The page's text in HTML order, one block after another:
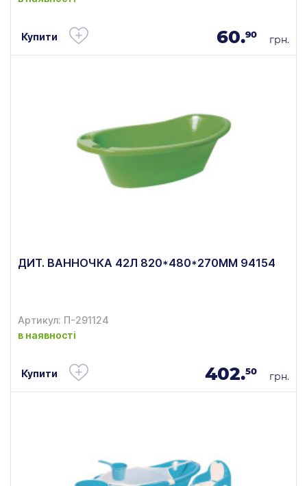
Купити 60.90 грн.
ДИТ. ВАННОЧКА 42Л 820*480*270ММ 94154
Артикул: П-291124
в наявності
Купити 402.50 грн.